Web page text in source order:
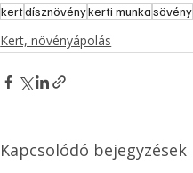
kertdísznövénykerti munkasövény
Kert, növényápolás
Kapcsolódó bejegyzések